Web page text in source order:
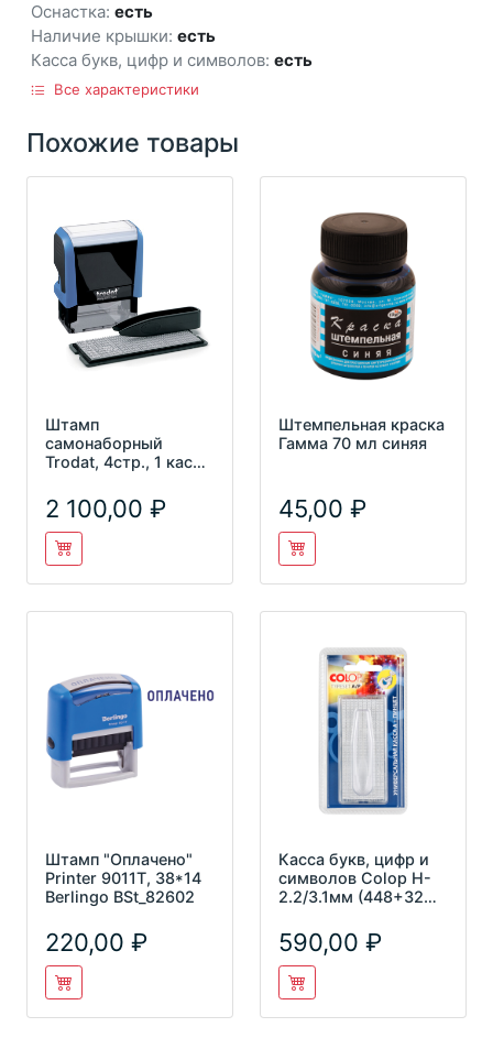
Оснастка: есть
Наличие крышки: есть
Касса букв, цифр и символов: есть
Все характеристики
Похожие товары
Штамп
самонаборный
Trodat, 4стр., 1 касса,
блистер (67581
2 100,00
Штемпельная краска
Гамма 70 мл синяя
45,00
Штамп "Оплачено"
Printer 9011T, 38*14
Berlingo BSt_82602
220,00
Касса букв, цифр и
символов Colop H-
2.2/3.1мм (448+32
A/P
590,00